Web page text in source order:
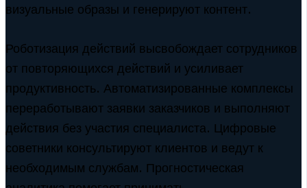
визуальные образы и генерируют контент.
Роботизация действий высвобождает сотрудников
от повторяющихся действий и усиливает
продуктивность. Автоматизированные комплексы
переработывают заявки заказчиков и выполняют
действия без участия специалиста. Цифровые
советники консультируют клиентов и ведут к
необходимым службам. Прогностическая